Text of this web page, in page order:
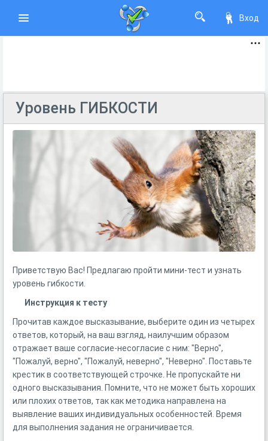
Вход
Уровень ГИБКОСТИ
Приветствую Вас! Предлагаю пройти мини-тест и узнать
уровень гибкости.
Инструкция к тесту
Прочитав каждое высказывание, выберите один из четырех
ответов, который, на ваш взгляд, наилучшим образом
отражает ваше согласие-несогласие с ним: "Верно",
"Пожалуй, верно", "Пожалуй, неверно", "Неверно". Поставьте
крестик в соответствующей строчке. Не пропускайте ни
одного высказывания. Помните, что не может быть хороших
или плохих ответов, так как методика направлена на
выявление ваших индивидуальных особенностей. Время
для выполнения задания не ограничивается.